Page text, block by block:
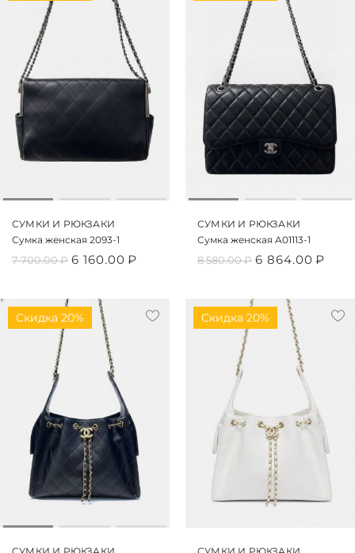
СУМКИ И РЮКЗАКИ
Сумка женская 2093-1
7 700.00₽ 6 160.00 ₽
СУМКИ И РЮКЗАКИ
Сумка женская A01113-1
8 580.00₽ 6 864.00 ₽
Скидка 20% Скидка 20%